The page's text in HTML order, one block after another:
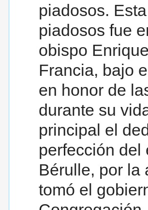
piadosos.
piadosos fue
obispo
Francia, bajo
en honor de
durante su
principal el
perfección del
Bérulle, por la
tomó el